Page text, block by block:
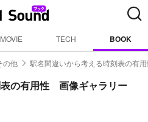
MOVIE TECH BOOK
の他 駅名間違いから考える時刻表の有
の有用性 画像ギャラリー